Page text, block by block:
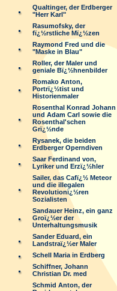
Qualtinger, der Erdberger
"Herr Karl"
Rasumofsky, der
fï¿½rstliche Mï¿½zen
Raymond Fred und die
"Maske in Blau"
Roller, der Maler und
geniale Bï¿½hnenbilder
Romako Anton,
Portrï¿½tist und
Historienmaler
Rosenthal Konrad Johann
und Adam Carl sowie die
Rosenthal'schen
Grï¿½nde
Rysanek, die beiden
Erdberger Operndiven
Saar Ferdinand von,
Lyriker und Erzï¿½hler
Sailer, das Cafï¿½ Meteor
und die illegalen
Revolutionï¿½ren
Sozialisten
Sandauer Heinz, ein ganz
Groï¿½er der
Unterhaltungsmusik
Sander Eduard, ein
Landstraï¿½er Maler
Schell Maria in Erdberg
Schiffner, Johann
Christian Dr. med
Schmid Anton, der